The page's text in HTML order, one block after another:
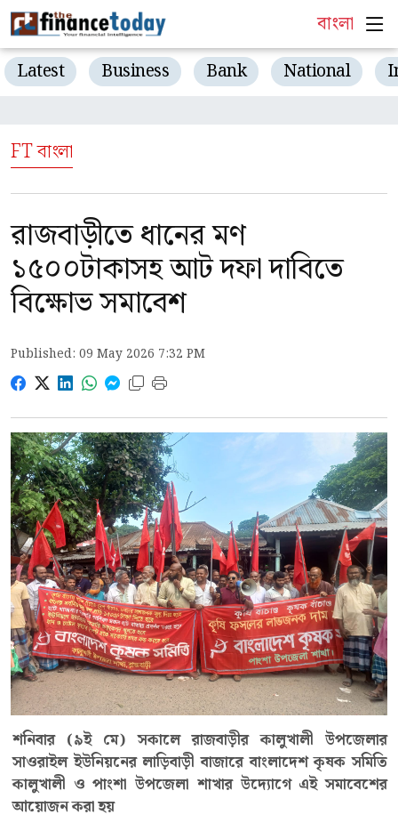
বাংলা
Latest Business Bank National
FT বাংলা
রাজবাড়ীতে ধানের মণ
১৫০০টাকাসহ আট দফা দাবিতে
বিক্ষোভ সমাবেশ
Published: 09 May 2026 7:32 PM
শনিবার (৯ই মে) সকালে রাজবাড়ীর কালুখালী উপজেলার
সাওরাইল ইউনিয়নের লাড়িবাড়ী বাজারে বাংলাদেশ কৃষক সমিতি
কালুখালী ও পাংশা উপজেলা শাখার উদ্যোগে এই সমাবেশের
আয়োজন করা হয়